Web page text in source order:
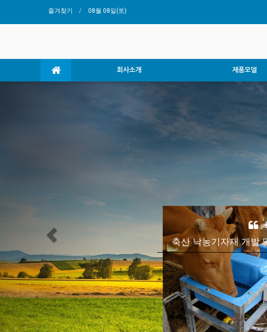
즐겨찾기 08월 08일(토)
회사소개 제품모델
축산 낙농기자재 개발